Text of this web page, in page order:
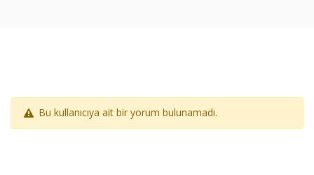
Bu kullanıcıya ait bir yorum bulunamadı.